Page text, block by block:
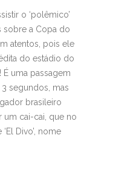
o ‘polêmico’
sobre a Copa do
atentos, pois ele
do estádio do
É uma passagem
segundos, mas
brasileiro
cai-cai, que no
Divo’, nome